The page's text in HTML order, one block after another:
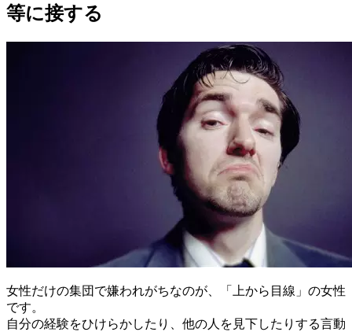
等に接する
女性だけの集団で嫌われがちなのが、「上から目線」の女性
です。
自分の経験をひけらかしたり、他の人を見下したりする言動